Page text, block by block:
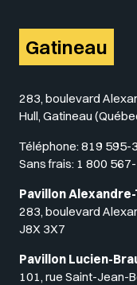
Gatineau
283, boulevard
Hull, Gatineau
Téléphone: 819 595-
Sans frais: 1 800
Pavillon Alexandre-
283, boulevard
J8X 3X7
Pavillon Lucien-
101, rue Saint-Jean-